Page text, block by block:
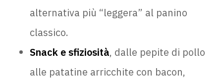
alternativa più “leggera” al panino
classico.
Snack e sfiziosità, dalle pepite di pollo
alle patatine arricchite con bacon,